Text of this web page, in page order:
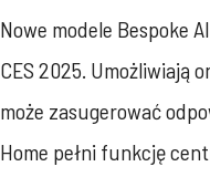
Nowe modele Bespoke
CES 2025. Umożliwiają
może zasugerować
Home pełni funkcję